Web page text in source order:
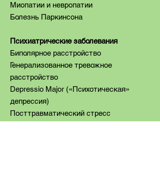
Миопатии и невропатии
Болезнь Паркинсона
Психиатрические заболевания
Биполярное расстройство
Генерализованное тревожное
расстройство
Depressio Major («Психотическая»
депрессия)
Посттравматический стресс